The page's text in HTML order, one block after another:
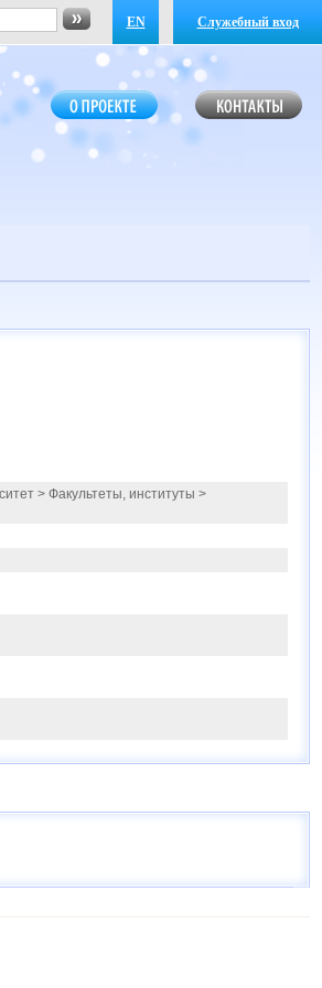
EN Служебный вход
> Факультеты, институты >